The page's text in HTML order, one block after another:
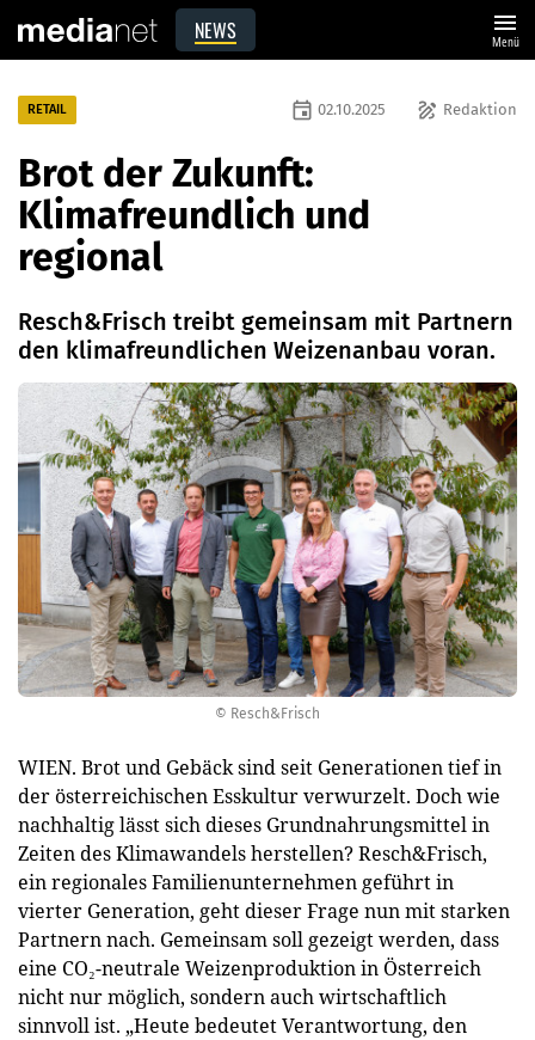
NEWS menu
Menü
© Resch&Frisch
RETAIL draw Redaktion
event 02.10.2025
Brot der Zukunft:
Klimafreundlich und
regional
Resch&Frisch treibt gemeinsam mit Partnern
den klimafreundlichen Weizenanbau voran.
WIEN. Brot und Gebäck sind seit Generationen tief in
der österreichischen Esskultur verwurzelt. Doch wie
nachhaltig lässt sich dieses Grundnahrungsmittel in
Zeiten des Klimawandels herstellen? Resch&Frisch,
ein regionales Familienunternehmen geführt in
vierter Generation, geht dieser Frage nun mit starken
Partnern nach. Gemeinsam soll gezeigt werden, dass
eine CO₂-neutrale Weizenproduktion in Österreich
nicht nur möglich, sondern auch wirtschaftlich
sinnvoll ist. „Heute bedeutet Verantwortung, den